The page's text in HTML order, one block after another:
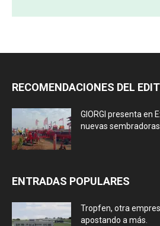
RECOMENDACIONES DEL
GIORGI presenta en
nuevas
ENTRADAS POPULARES
Tropfen, otra
apostando a más.